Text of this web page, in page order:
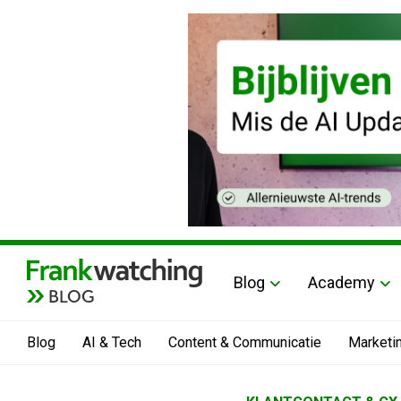
BLOG
Blog Academy
Blog AI & Tech Content & Communicatie